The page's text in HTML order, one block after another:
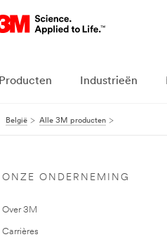
Producten Industrieën
België Alle 3M producten
ONZE ONDERNEMING
Over 3M
Carrières